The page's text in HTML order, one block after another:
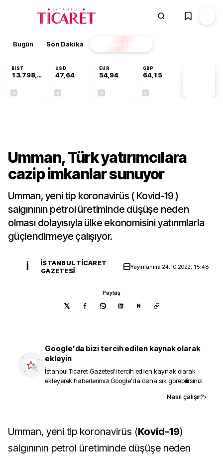
Bugün Son Dakika Finans EKSTRA
BIST
13.798,82
USD
47,64
EUR
54,94
GBP
64,15
Umman, Türk yatırımcılara
cazip imkanlar sunuyor
Umman, yeni tip koronavirüs ( Kovid-19 )
salgınının petrol üretiminde düşüşe neden
olması dolayısıyla ülke ekonomisini yatırımlarla
güçlendirmeye çalışıyor.
İ
İSTANBUL TICARET
GAZETESI
Yayınlanma 24.10.2022, 15:48
Paylaş
N
Google'da bizi tercih edilen kaynak olarak
ekleyin
İstanbul Ticaret Gazetesi'i tercih edilen kaynak olarak
ekleyerek haberlerimizi Google'da daha sık görebilirsiniz.
Nasıl çalışır?›
Umman, yeni tip koronavirüs (Kovid-19)
salgınının petrol üretiminde düşüşe neden